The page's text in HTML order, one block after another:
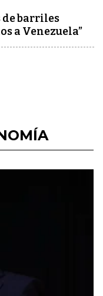
de barriles
a Venezuela”